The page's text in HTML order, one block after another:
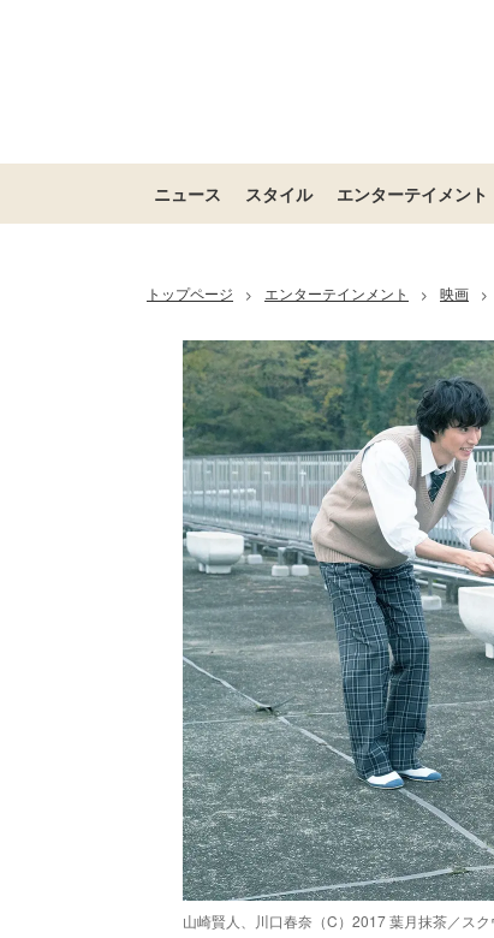
ニュース スタイル エンターテイメント
トップページ > エンターテインメント > 映画 >
山崎賢人、川口春奈（C）2017 葉月抹茶／ス